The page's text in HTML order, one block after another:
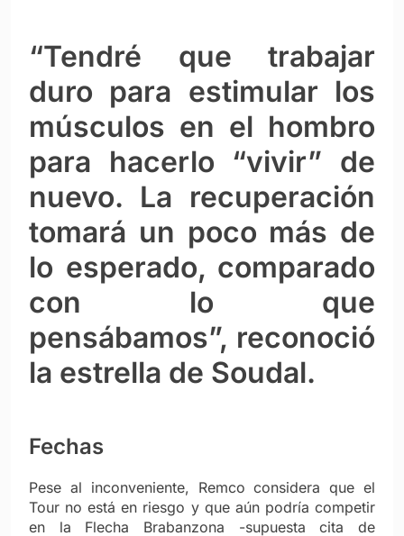
“Tendré que trabajar
duro para estimular los
músculos en el hombro
para hacerlo “vivir” de
nuevo. La recuperación
tomará un poco más de
lo esperado, comparado
con lo que
pensábamos”, reconoció
la estrella de Soudal.
Fechas
Pese al inconveniente, Remco considera que el
Tour no está en riesgo y que aún podría competir
en la Flecha Brabanzona -supuesta cita de